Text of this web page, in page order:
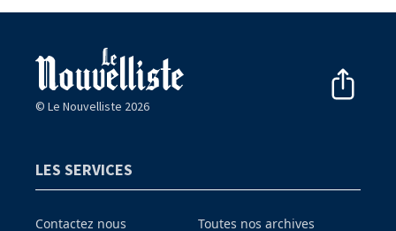
© Le Nouvelliste 2026
LES SERVICES
Contactez nous Toutes nos archives